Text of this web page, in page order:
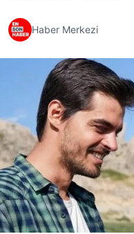
Haber Merkezi